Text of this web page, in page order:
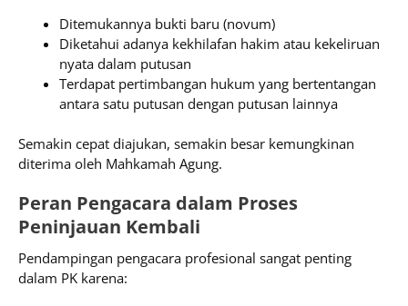
Ditemukannya bukti baru (novum)
Diketahui adanya kekhilafan hakim atau kekeliruan
nyata dalam putusan
Terdapat pertimbangan hukum yang bertentangan
antara satu putusan dengan putusan lainnya
Semakin cepat diajukan, semakin besar kemungkinan
diterima oleh Mahkamah Agung.
Peran Pengacara dalam Proses
Peninjauan Kembali
Pendampingan pengacara profesional sangat penting
dalam PK karena: